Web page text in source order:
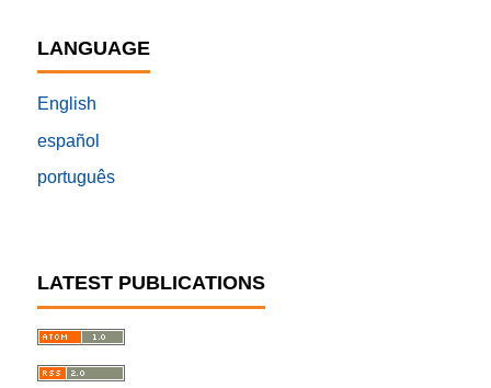
LANGUAGE
English
español
português
LATEST PUBLICATIONS